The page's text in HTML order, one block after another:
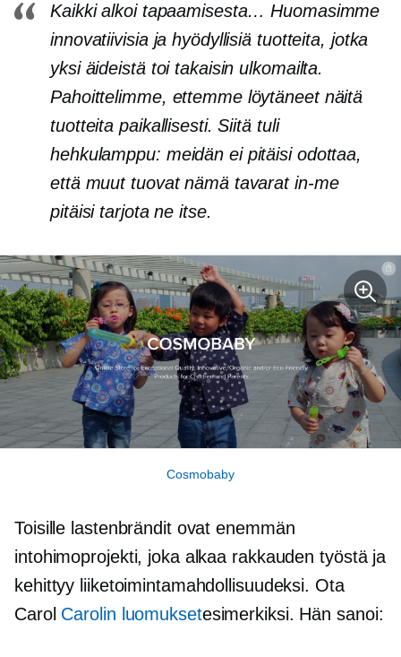
Kaikki alkoi tapaamisesta… Huomasimme
innovatiivisia ja hyödyllisiä tuotteita, jotka
yksi äideistä toi takaisin ulkomailta.
Pahoittelimme, ettemme löytäneet näitä
tuotteita paikallisesti. Siitä tuli
hehkulamppu: meidän ei pitäisi odottaa,
että muut tuovat nämä tavarat in-me
pitäisi tarjota ne itse.
Cosmobaby
Toisille lastenbrändit ovat enemmän
intohimoprojekti, joka alkaa rakkauden työstä ja
kehittyy liiketoimintamahdollisuudeksi. Ota
Carol Carolin luomuksetesimerkiksi. Hän sanoi: